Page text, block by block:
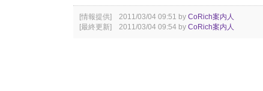
[情報提供] 2011/03/04 09:51 by CoRich案内人
[最終更新] 2011/03/04 09:54 by CoRich案内人